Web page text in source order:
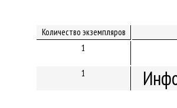
Количество экземпляров
1
1